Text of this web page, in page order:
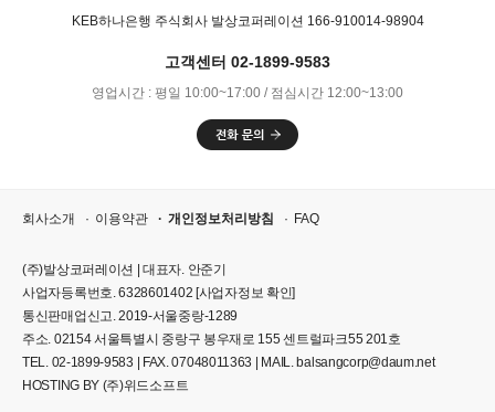
KEB하나은행 주식회사 발상코퍼레이션 166-910014-98904
고객센터 02-1899-9583
영업시간 : 평일 10:00~17:00 / 점심시간 12:00~13:00
회사소개 이용약관 개인정보처리방침 FAQ
(주)발상코퍼레이션 | 대표자. 안준기
사업자등록번호. 6328601402 [사업자정보 확인]
통신판매업신고. 2019-서울중랑-1289
주소. 02154 서울특별시 중랑구 봉우재로 155 센트럴파크55 201호
TEL. 02-1899-9583 | FAX. 07048011363 | MAIL. balsangcorp@daum.net
HOSTING BY (주)위드소프트